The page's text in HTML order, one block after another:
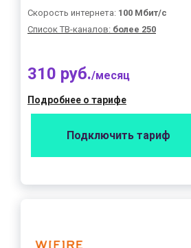
Скорость интернета: 100 Мбит/с
Список ТВ-каналов: более 250
310 руб./месяц
Подробнее о тарифе
Подключить тариф